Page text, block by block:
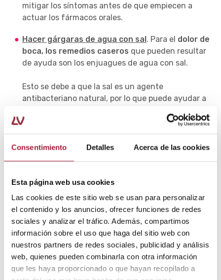
Consentimiento Detalles Acerca de las cookies
Esta página web usa cookies
Las cookies de este sitio web se usan para personalizar
el contenido y los anuncios, ofrecer funciones de redes
sociales y analizar el tráfico. Además, compartimos
información sobre el uso que haga del sitio web con
nuestros partners de redes sociales, publicidad y análisis
web, quienes pueden combinarla con otra información
que les haya proporcionado o que hayan recopilado a
mitigar los síntomas antes de que empiecen a
actuar los fármacos orales.
Hacer gárgaras de agua con sal. Para el dolor de
boca, los remedios caseros que pueden resultar
de ayuda son los enjuagues de agua con sal.
Esto se debe a que la sal es un agente
antibacteriano natural, por lo que puede ayudar a
partículas de comida o residuos atrapados en los
dientes o las encías.
el dolor de muelasmás populares.
En este caso, es necesario diluir el agua oxigenada
con partes iguales de agua e ir con mucho cuidado
para evitar ingerirla.
Estos consejos sobrecómo dormir con dolor de
muelasdeberían ser suficientes para pasar la noche y
esperar a la visita con el odontólogo al día siguiente.